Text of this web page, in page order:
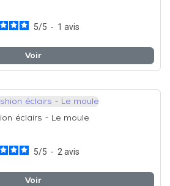
5/5 - 1 avis
Voir
éclairs - Le moule
5/5 - 2 avis
Voir